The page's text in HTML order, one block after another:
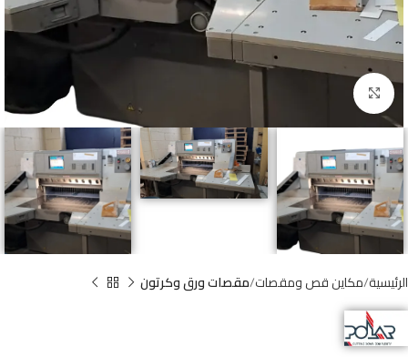
Click to enlarge
الرئيسية مكاين قص ومقصات مقصات ورق وكرتون